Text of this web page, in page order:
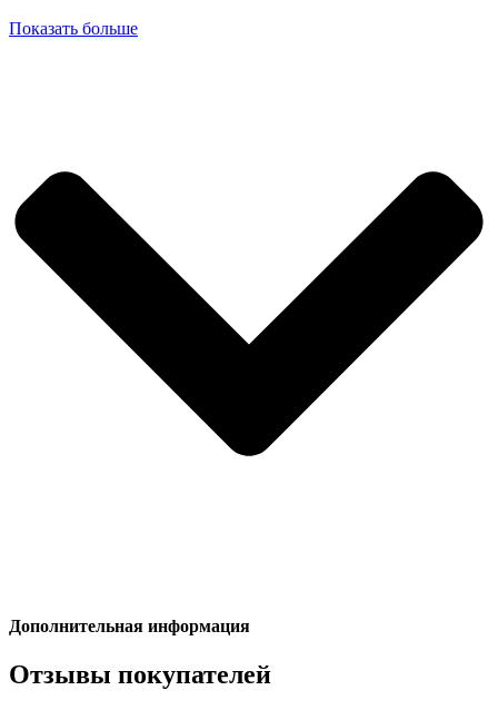
Показать больше
Дополнительная информация
Отзывы покупателей